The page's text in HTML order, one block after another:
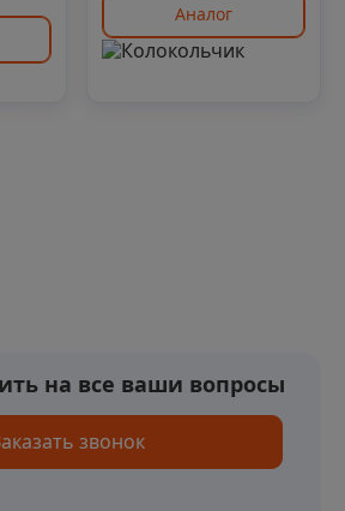
Аналог
на все ваши вопросы
звонок